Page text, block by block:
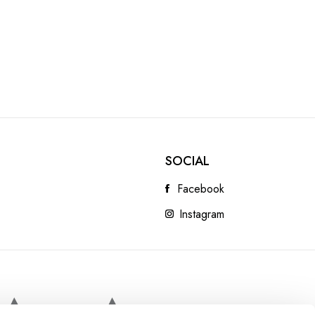
SOCIAL
Facebook
Instagram